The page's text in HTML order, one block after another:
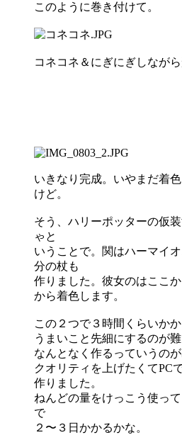
このように巻き付けて。
コネコネ＆にぎにぎしながら
いきなり完成。いやまだ着
けど。
そう、ハリーポッターの仮
ゃと
いうことで。関はハーマイ
分の杖も
作りました。彼女のはここ
から着色します。
この２つで３時間くらいかか
うまいこと先細にするのが難
なんとなく作るっていうのが
クオリティを上げたくてPC
作りました。
ねんどの量をけっこう使っ
で
２〜３日かかるかな。